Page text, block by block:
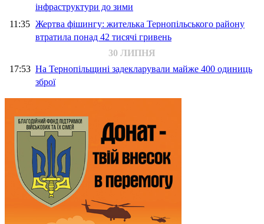
інфраструктури до зими
11:35 Жертва фішингу: жителька Тернопільського району
втратила понад 42 тисячі гривень
30 ЛИПНЯ
17:53 На Тернопільщині задекларували майже 400 одиниць
зброї